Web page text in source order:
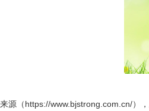
来源（https://www.bjstrong.com.cn/）